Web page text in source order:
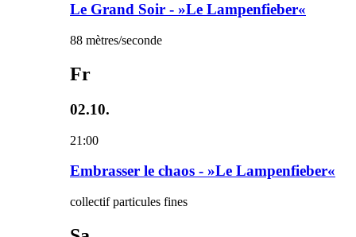
Le Grand Soir - »Le Lampenfieber«
88 mètres/seconde
Fr
02.10.
21:00
Embrasser le chaos - »Le Lampenfieber«
collectif particules fines